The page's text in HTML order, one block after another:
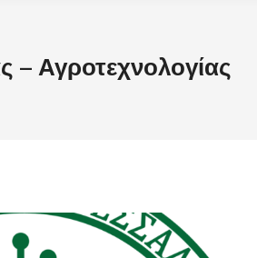
Αγροτεχνολογίας